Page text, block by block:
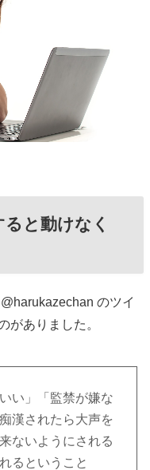
と動けなく
のツイ
がありました。
い」「監禁が嫌な
漢されたら大声を
ないようにされる
るということ